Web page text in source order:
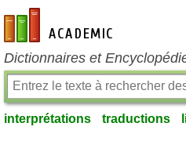
fr-academic.com
Dictionnaires et
interprétations traductions